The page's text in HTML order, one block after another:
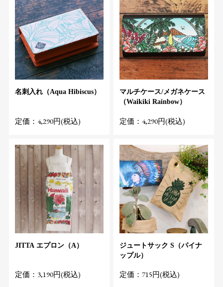
名刺入れ（Aqua Hibiscus）
定価：4,290円(税込)
マルチケース/メガネケース
（Waikiki Rainbow）
定価：4,290円(税込)
JITTA エプロン（A）
定価：3,190円(税込)
ジュートサック S（パイナ
ップル）
定価：715円(税込)